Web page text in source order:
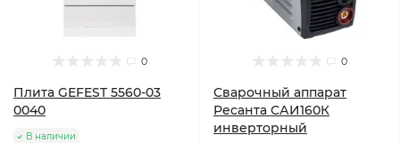
0
Плита GEFEST 5560-03
0040
В наличии
0
Сварочный аппарат
Ресанта САИ160К
инверторный